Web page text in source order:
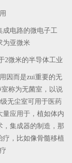
电路的微电子工
为亚微米
2微米的半导体工业
因而是zui重要的无
称为无菌室，以说
无尘室可用于医药
量应用于，植如体内
，集成器的制造，那
疗，比如像骨髓移植